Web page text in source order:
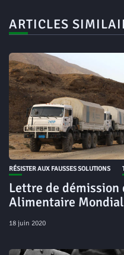
ARTICLES
RÉSISTER AUX FAUSSES SOLUTIONS
Lettre de démission
Alimentaire Mondial
18 juin 2020